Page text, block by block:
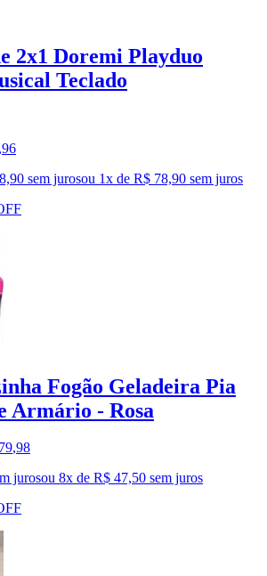
2x1 Doremi Playduo
Teclado
,96
sem jurosou 1x de R$ 78,90 sem juros
Fogão Geladeira Pia
Armário - Rosa
,98
jurosou 8x de R$ 47,50 sem juros